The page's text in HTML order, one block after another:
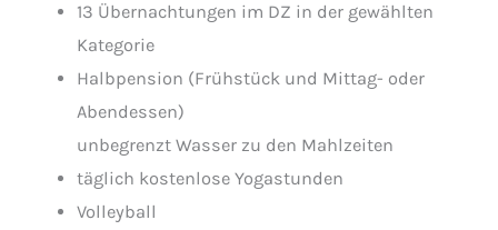
13 Übernachtungen im DZ in der gewählten
Kategorie
Halbpension (Frühstück und Mittag- oder
Abendessen)
unbegrenzt Wasser zu den Mahlzeiten
täglich kostenlose Yogastunden
Volleyball